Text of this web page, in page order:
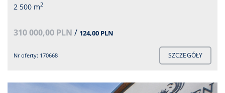
2 500 m2
310 000,00 PLN / 124,00 PLN
Nr oferty: 170668 SZCZEGÓŁY